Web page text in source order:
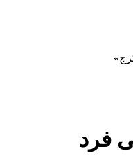
»
فرد